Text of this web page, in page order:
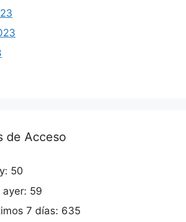
de Acceso
50
59
7 días: 635